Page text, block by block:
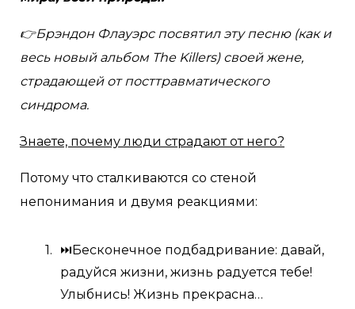
👉Брэндон Флауэрс посвятил эту песню (как и
весь новый альбом The Killers) своей жене,
страдающей от посттравматического
синдрома.
Знаете, почему люди страдают от него?
Потому что сталкиваются со стеной
непонимания и двумя реакциями:
⏭Бесконечное подбадривание: давай,
радуйся жизни, жизнь радуется тебе!
Улыбнись! Жизнь прекрасна…